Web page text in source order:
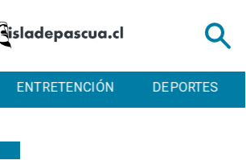
DEPORTES CULTURA